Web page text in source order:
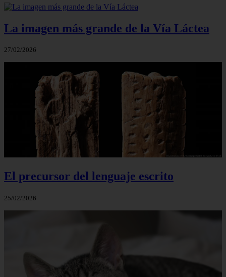
La imagen más grande de la Vía Láctea
27/02/2026
El precursor del lenguaje escrito
25/02/2026